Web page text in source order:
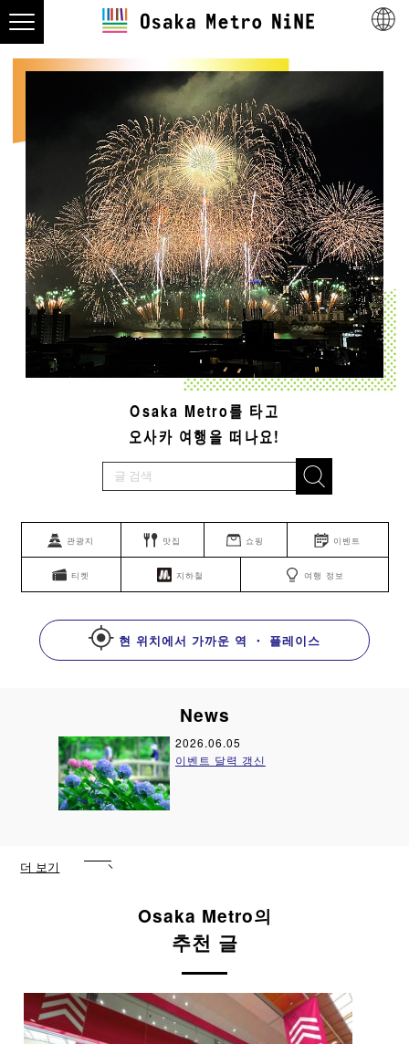
Osaka Metro를 타고
오사카 여행을 떠나요!
관광지 맛집 쇼핑 이벤트
티켓 지하철 여행 정보
현 위치에서 가까운 역 ・ 플레이스
News
2026.06.05
이벤트 달력 갱신
더 보기
Osaka Metro의
추천 글